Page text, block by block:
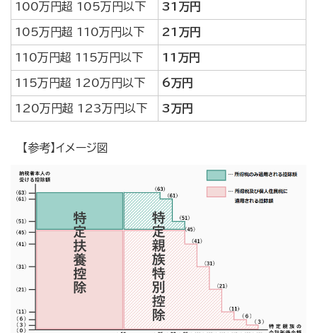
100万円超 105万円以下 31万円
105万円超 110万円以下 21万円
110万円超 115万円以下 11万円
115万円超 120万円以下 6万円
120万円超 123万円以下 3万円
【参考】イメージ図